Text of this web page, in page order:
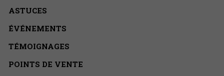
ASTUCES
ÉVÉNEMENTS
TÉMOIGNAGES
POINTS DE VENTE